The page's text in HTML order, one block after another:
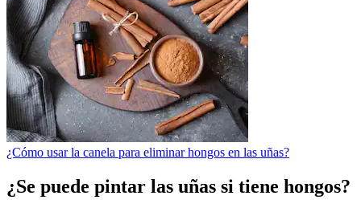
¿Cómo usar la canela para eliminar hongos en las uñas?
¿Se puede pintar las uñas si tiene hongos?